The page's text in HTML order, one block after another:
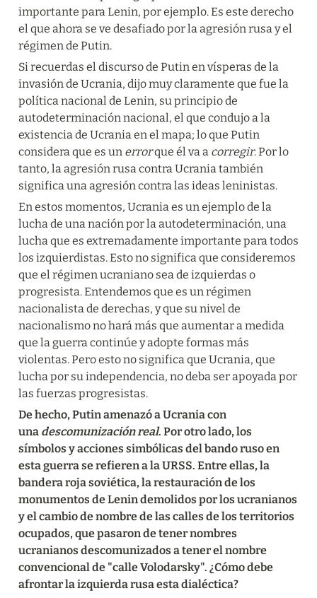
importante para Lenin, por ejemplo. Es este derecho
el que ahora se ve desafiado por la agresión rusa y el
régimen de Putin.
Si recuerdas el discurso de Putin en vísperas de la
invasión de Ucrania, dijo muy claramente que fue la
política nacional de Lenin, su principio de
autodeterminación nacional, el que condujo a la
existencia de Ucrania en el mapa; lo que Putin
considera que es un error que él va a corregir. Por lo
tanto, la agresión rusa contra Ucrania también
significa una agresión contra las ideas leninistas.
En estos momentos, Ucrania es un ejemplo de la
lucha de una nación por la autodeterminación, una
lucha que es extremadamente importante para todos
los izquierdistas. Esto no significa que consideremos
que el régimen ucraniano sea de izquierdas o
progresista. Entendemos que es un régimen
nacionalista de derechas, y que su nivel de
nacionalismo no hará más que aumentar a medida
que la guerra continúe y adopte formas más
violentas. Pero esto no significa que Ucrania, que
lucha por su independencia, no deba ser apoyada por
las fuerzas progresistas.
De hecho, Putin amenazó a Ucrania con
una descomunización real. Por otro lado, los
símbolos y acciones simbólicas del bando ruso en
esta guerra se refieren a la URSS. Entre ellas, la
bandera roja soviética, la restauración de los
monumentos de Lenin demolidos por los ucranianos
y el cambio de nombre de las calles de los territorios
ocupados, que pasaron de tener nombres
ucranianos descomunizados a tener el nombre
convencional de "calle Volodarsky". ¿Cómo debe
afrontar la izquierda rusa esta dialéctica?